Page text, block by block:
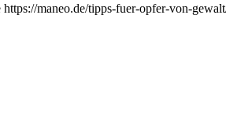
maneo.de/tipps-fuer-opfer-von-